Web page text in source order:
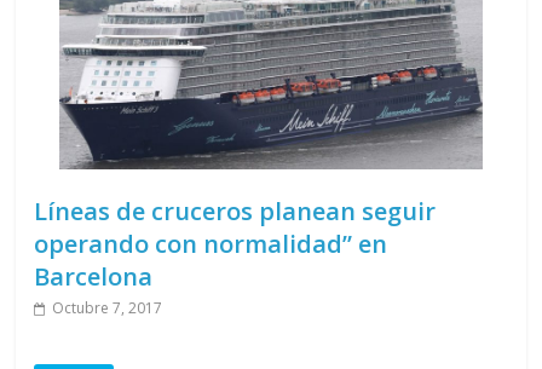
Líneas de cruceros planean seguir
operando con normalidad” en
Barcelona
Octubre 7, 2017